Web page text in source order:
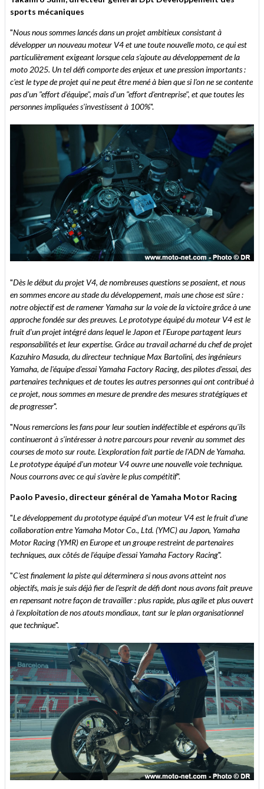
sports mécaniques
"Nous nous sommes lancés dans un projet ambitieux consistant à
développer un nouveau moteur V4 et une toute nouvelle moto, ce qui est
particulièrement exigeant lorsque cela s'ajoute au développement de la
moto 2025. Un tel défi comporte des enjeux et une pression importants :
c'est le type de projet qui ne peut être mené à bien que si l'on ne se contente
pas d'un "effort d'équipe", mais d'un "effort d'entreprise", et que toutes les
personnes impliquées s'investissent à 100%".
"Dès le début du projet V4, de nombreuses questions se posaient, et nous
en sommes encore au stade du développement, mais une chose est sûre :
notre objectif est de ramener Yamaha sur la voie de la victoire grâce à une
approche fondée sur des preuves. Le prototype équipé du moteur V4 est le
fruit d'un projet intégré dans lequel le Japon et l'Europe partagent leurs
responsabilités et leur expertise. Grâce au travail acharné du chef de projet
Kazuhiro Masuda, du directeur technique Max Bartolini, des ingénieurs
Yamaha, de l'équipe d'essai Yamaha Factory Racing, des pilotes d'essai, des
partenaires techniques et de toutes les autres personnes qui ont contribué à
ce projet, nous sommes en mesure de prendre des mesures stratégiques et
de progresser".
"Nous remercions les fans pour leur soutien indéfectible et espérons qu'ils
continueront à s'intéresser à notre parcours pour revenir au sommet des
courses de moto sur route. L'exploration fait partie de l'ADN de Yamaha.
Le prototype équipé d'un moteur V4 ouvre une nouvelle voie technique.
Nous courrons avec ce qui s'avère le plus compétitif".
Paolo Pavesio, directeur général de Yamaha Motor Racing
"Le développement du prototype équipé d'un moteur V4 est le fruit d'une
collaboration entre Yamaha Motor Co., Ltd. (YMC) au Japon, Yamaha
Motor Racing (YMR) en Europe et un groupe restreint de partenaires
techniques, aux côtés de l'équipe d'essai Yamaha Factory Racing".
"C'est finalement la piste qui déterminera si nous avons atteint nos
objectifs, mais je suis déjà fier de l'esprit de défi dont nous avons fait preuve
en repensant notre façon de travailler : plus rapide, plus agile et plus ouvert
à l'exploitation de nos atouts mondiaux, tant sur le plan organisationnel
que technique".